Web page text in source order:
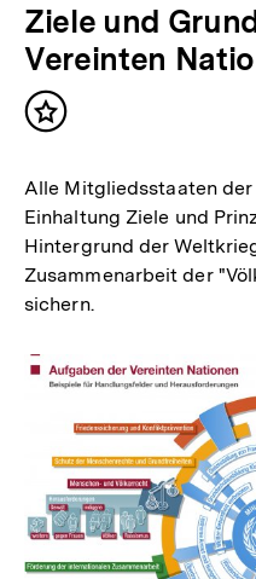
Ziele und
Vereinten
Inhalt
Alle Mitgliedsstaaten der
Einhaltung Ziele und
Hintergrund der
Zusammenarbeit der
sichern.